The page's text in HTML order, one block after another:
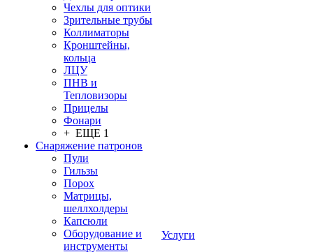
Чехлы для оптики
Зрительные трубы
Коллиматоры
Кронштейны,
кольца
ЛЦУ
ПНВ и
Тепловизоры
Прицелы
Фонари
+ ЕЩЕ 1
Снаряжение патронов
Пули
Гильзы
Порох
Матрицы,
шеллхолдеры
Капсюли
Оборудование и
инструменты
Услуги